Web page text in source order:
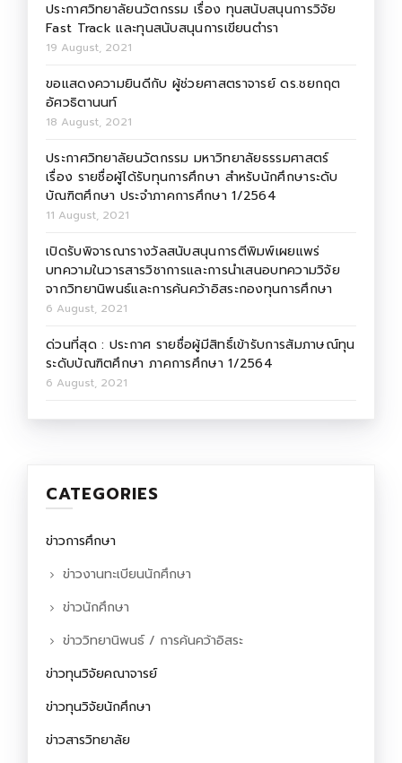
ประกาศวิทยาลัยนวัตกรรม เรื่อง ทุนสนับสนุนการวิจัย
Fast Track และทุนสนับสนุนการเขียนตำรา
19 August, 2021
ขอแสดงความยินดีกับ ผู้ช่วยศาสตราจารย์ ดร.ชยกฤต
อัศวธิตานนท์
18 August, 2021
ประกาศวิทยาลัยนวัตกรรม มหาวิทยาลัยธรรมศาสตร์
เรื่อง รายชื่อผู้ได้รับทุนการศึกษา สำหรับนักศึกษาระดับ
บัณฑิตศึกษา ประจำภาคการศึกษา 1/2564
11 August, 2021
เปิดรับพิจารณารางวัลสนับสนุนการตีพิมพ์เผยแพร่
บทความในวารสารวิชาการและการนำเสนอบทความวิจัย
จากวิทยานิพนธ์และการค้นคว้าอิสระกองทุนการศึกษา
6 August, 2021
ด่วนที่สุด : ประกาศ รายชื่อผู้มีสิทธิ์เข้ารับการสัมภาษณ์ทุน
ระดับบัณฑิตศึกษา ภาคการศึกษา 1/2564
6 August, 2021
CATEGORIES
ข่าวการศึกษา
ข่าวงานทะเบียนนักศึกษา
ข่าวนักศึกษา
ข่าววิทยานิพนธ์ / การค้นคว้าอิสระ
ข่าวทุนวิจัยคณาจารย์
ข่าวทุนวิจัยนักศึกษา
ข่าวสารวิทยาลัย